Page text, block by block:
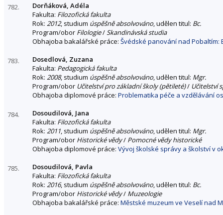
782.
Dorňáková, Adéla
Fakulta: Filozofická fakulta
Rok: 2012, studium úspěšně absolvováno, udělen titul: Bc.
Program/obor Filologie/Skandinávská studia
Obhajoba bakalářské práce: Švédské panování nad Pobaltím:
783.
Dosedlová, Zuzana
Fakulta: Pedagogická fakulta
Rok: 2008, studium úspěšně absolvováno, udělen titul: Mgr.
Program/obor Učitelství pro základní školy (pětileté)/ Učitelství
Obhajoba diplomové práce: Problematika péče a vzdělávání
784.
Dosoudilová, Jana
Fakulta: Filozofická fakulta
Rok: 2011, studium úspěšně absolvováno, udělen titul: Mgr.
Program/obor Historické vědy/ Pomocné vědy historické
Obhajoba diplomové práce: Vývoj školské správy a školství v
785.
Dosoudilová, Pavla
Fakulta: Filozofická fakulta
Rok: 2016, studium úspěšně absolvováno, udělen titul: Bc.
Program/obor Historické vědy/ Muzeologie
Obhajoba bakalářské práce: Městské muzeum ve Veselí nad